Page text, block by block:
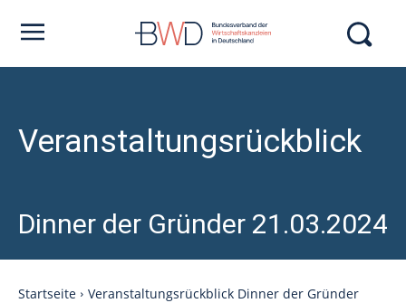
Veranstaltungsrückblick
Dinner der Gründer 21.03.2024
Startseite
Veranstaltungsrückblick Dinner der Gründer